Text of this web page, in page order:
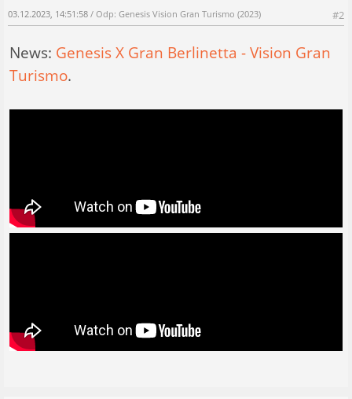
#2
03.12.2023, 14:51:58 / Odp: Genesis Vision Gran Turismo (2023)
News: Genesis X Gran Berlinetta - Vision Gran
Turismo.